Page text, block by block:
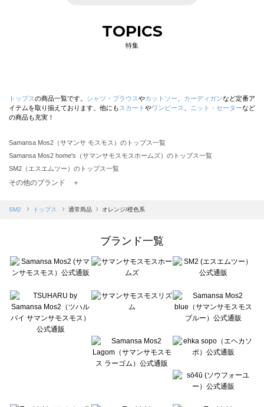
TOPICS
特集
トップスの商品一覧です。 シャツ・ブラウスやカットソー カーディガンなど定番ア
イテムを取り揃えております。他にも スカート やワンピース ニット・セーターなど
の商品も充実！
Samansa Mos2（サマンサ モスモス）のトップス一覧
Samansa Mos2 home's（サマンサモスモスホームズ）のトップス一覧
SM2（エスエムツー）のトップス一覧
TSUHARU by Samansa Mos2（ツハルバイサマンサモスモス）のトップス一覧
Samansa Mos2 blue（サマンサモスモス ブルー）のトップス一覧
sō4ū（ソウフォーユー）のトップス一覧
Te chichi（テチチ）のトップス一覧
Te chichi CLASSIC（テチチ クラシック）のトップス一覧
Lugnoncure（ルノンキュール）のトップス一覧
BETTY'S BLUE（べティーズブルー）のトップス一覧
Wpc.（ワールドパーティー）のトップス一覧
その他のブランド ＋
SM2 トップス 通常商品 オレンジ/橙色系
ブランド一覧